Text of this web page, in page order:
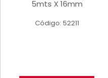
5mts X 16mm
Código: 52211